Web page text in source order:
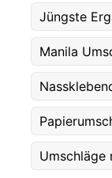
Jüngste
Manila
Umschläge